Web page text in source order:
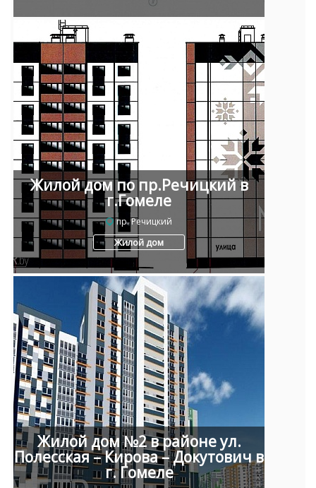
Жилой дом по пр.Речицкий в
г.Гомеле
пр. Речицкий
Жилой дом
Жилой дом №2 в районе ул.
Полесская – Кирова – Докутович в
г. Гомеле